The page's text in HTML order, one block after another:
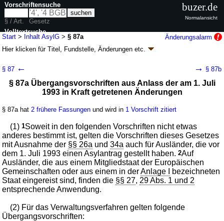
Start > Inhalt AsylG >§ 87a
Änderungsalarm
Hier klicken fürTitel, Fundstelle, Änderungen etc.
neugefasst durch B. v. 02.09.2008
Artikel 10 G. v. 21.07.2026BGBl. 2026 I Nr. 221
Geltung ab 01.07.1992; FNA: 26-7Ausländerrecht
wird in 263 Vorschriften zitiert
Abschnitt 11 Übergangs- und Schlussvorschriften
§ 87 ← → § 87b
§ 87a Übergangsvorschriften aus Anlass der am 1. Juli
1993 in Kraft getretenen Änderungen
§ 87a hat 2 frühere Fassungen und wird in 1 Vorschrift zitiert
(1)1Soweit in den folgenden Vorschriften nicht etwas
anderes bestimmt ist, gelten die Vorschriften dieses Gesetzes
mit Ausnahme der §§ 26a und34a auch für Ausländer, die vor
dem 1. Juli 1993 einen Asylantrag gestellt haben.2Auf
Ausländer, die aus einem Mitgliedstaat der Europäischen
Gemeinschaften oder aus einem in derAnlage I
bezeichneten
Staat eingereist sind, finden die §§ 27, 29 Abs. 1 und 2
entsprechende Anwendung.
(2) Für das Verwaltungsverfahren gelten folgende
Übergangsvorschriften:
Vorschriftensuche
§ / Art.
Gesetz
Volltextsuche
nur in AsylG
buzer.de
Normalansicht